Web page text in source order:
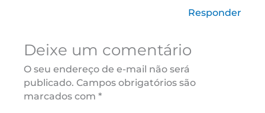
Responder
Deixe um comentário
O seu endereço de e-mail não será
publicado. Campos obrigatórios são
marcados com *